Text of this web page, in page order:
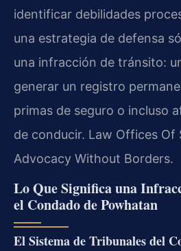
identificar debilidades
una estrategia de defensa
una infracción de tránsito:
generar un registro
primas de seguro o incluso
de conducir. Law Offices Of
Advocacy Without Borders.
Lo Que Significa una
el Condado de Powhatan
El Sistema de Tribunales del